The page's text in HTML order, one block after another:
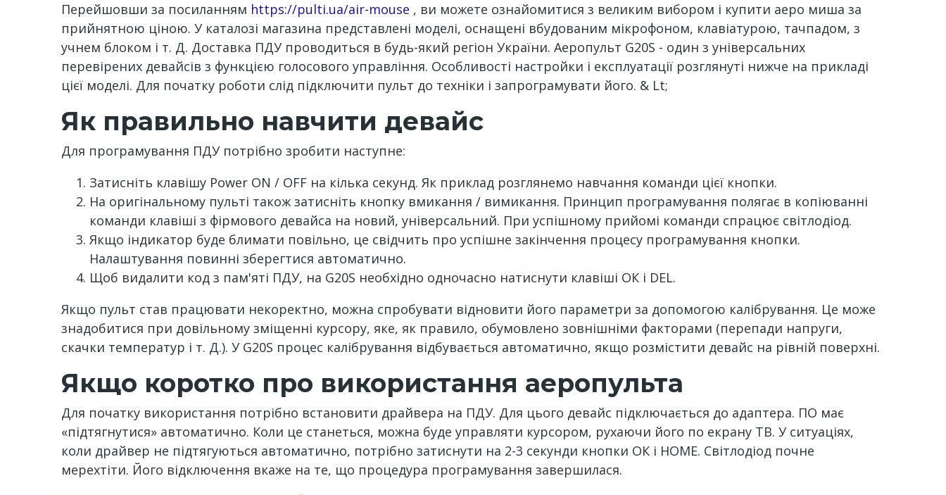
Перейшовши за посиланням https://pulti.ua/air-mouse , ви можете ознайомитися з великим вибором і купити аеро миша за
прийнятною ціною. У каталозі магазина представлені моделі, оснащені вбудованим мікрофоном, клавіатурою, тачпадом, з
учнем блоком і т. Д. Доставка ПДУ проводиться в будь-який регіон України. Аеропульт G20S - один з універсальних
перевірених девайсів з функцією голосового управління. Особливості настройки і експлуатації розглянуті нижче на прикладі
цієї моделі. Для початку роботи слід підключити пульт до техніки і запрограмувати його. & Lt;
Як правильно навчити девайс
Для програмування ПДУ потрібно зробити наступне:
Затисніть клавішу Power ON / OFF на кілька секунд. Як приклад розглянемо навчання команди цієї кнопки.
На оригінальному пульті також затисніть кнопку вмикання / вимикання. Принцип програмування полягає в копіюванні
команди клавіші з фірмового девайса на новий, універсальний. При успішному прийомі команди спрацює світлодіод.
Якщо індикатор буде блимати повільно, це свідчить про успішне закінчення процесу програмування кнопки.
Налаштування повинні зберегтися автоматично.
Щоб видалити код з пам'яті ПДУ, на G20S необхідно одночасно натиснути клавіші ОК і DEL.
Якщо пульт став працювати некоректно, можна спробувати відновити його параметри за допомогою калібрування. Це може
знадобитися при довільному зміщенні курсору, яке, як правило, обумовлено зовнішніми факторами (перепади напруги,
скачки температур і т. Д.). У G20S процес калібрування відбувається автоматично, якщо розмістити девайс на рівній поверхні.
Якщо коротко про використання аеропульта
Для початку використання потрібно встановити драйвера на ПДУ. Для цього девайс підключається до адаптера. ПО має
«підтягнутися» автоматично. Коли це станеться, можна буде управляти курсором, рухаючи його по екрану ТВ. У ситуаціях,
коли драйвер не підтягуються автоматично, потрібно затиснути на 2-3 секунди кнопки ОК і HOME. Світлодіод почне
мерехтіти. Його відключення вкаже на те, що процедура програмування завершилася.